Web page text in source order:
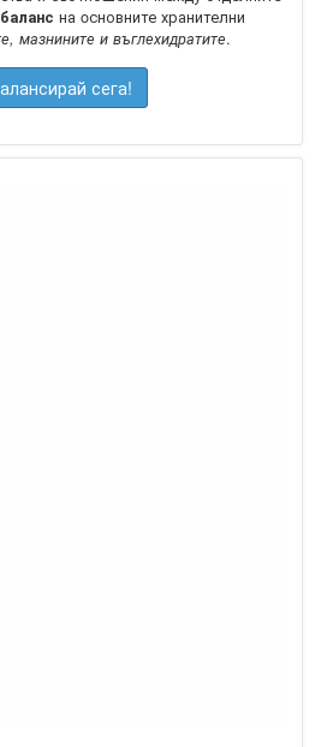
на oсновните хранителни
мазнините и въглехидратите.
сега!